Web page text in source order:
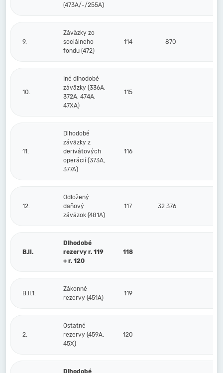
(473A/-/255A)
9.
Záväzky zo
sociálneho
fondu (472)
114 870
10.
Iné dlhodobé
záväzky (336A,
372A, 474A,
47XA)
115
11.
Dlhodobé
záväzky z
derivátových
operácií (373A,
377A)
116
12.
Odložený
daňový
záväzok (481A)
117 32 376
B.II.
Dlhodobé
rezervy r. 119
+ r. 120
118
B.II.1.
Zákonné
rezervy (451A)
119
2.
Ostatné
rezervy (459A,
45X)
120
Dlhodobé